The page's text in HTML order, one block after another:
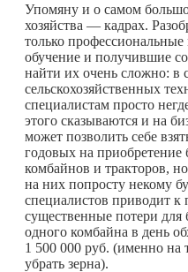
Упомяну и о самом
хозяйства — кадрах.
только
обучение и получившие
найти их очень сложно: в
сельскохозяйственных
специалистам просто
этого сказываются и на
может позволить себе
годовых на приобретение
комбайнов и тракторов,
на них попросту некому
специалистов приводит к
существенные потери для
одного комбайна в день
1 500 000 руб. (именно
убрать зерна).